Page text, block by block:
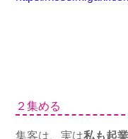
２集める
集客は、実は私も起